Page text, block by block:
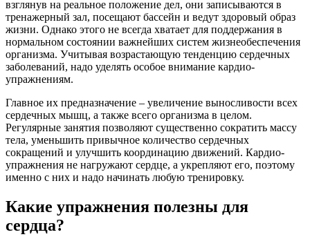
взглянув на реальное положение дел, они записываются в
тренажерный зал, посещают бассейн и ведут здоровый образ
жизни. Однако этого не всегда хватает для поддержания в
нормальном состоянии важнейших систем жизнеобеспечения
организма. Учитывая возрастающую тенденцию сердечных
заболеваний, надо уделять особое внимание кардио-
упражнениям.
Главное их предназначение – увеличение выносливости всех
сердечных мышц, а также всего организма в целом.
Регулярные занятия позволяют существенно сократить массу
тела, уменьшить привычное количество сердечных
сокращений и улучшить координацию движений. Кардио-
упражнения не нагружают сердце, а укрепляют его, поэтому
именно с них и надо начинать любую тренировку.
Какие упражнения полезны для
сердца?